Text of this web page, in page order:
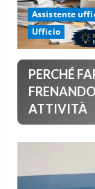
Assistente
Ufficio
PERCHÉ
ATTIVITÀ